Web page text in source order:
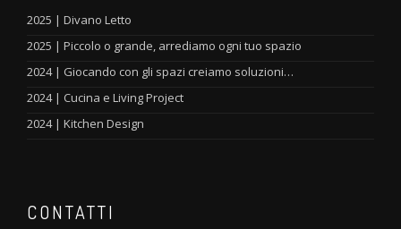
2025 | Divano Letto
2025 | Piccolo o grande, arrediamo ogni tuo spazio
2024 | Giocando con gli spazi creiamo soluzioni…
2024 | Cucina e Living Project
2024 | Kitchen Design
CONTATTI